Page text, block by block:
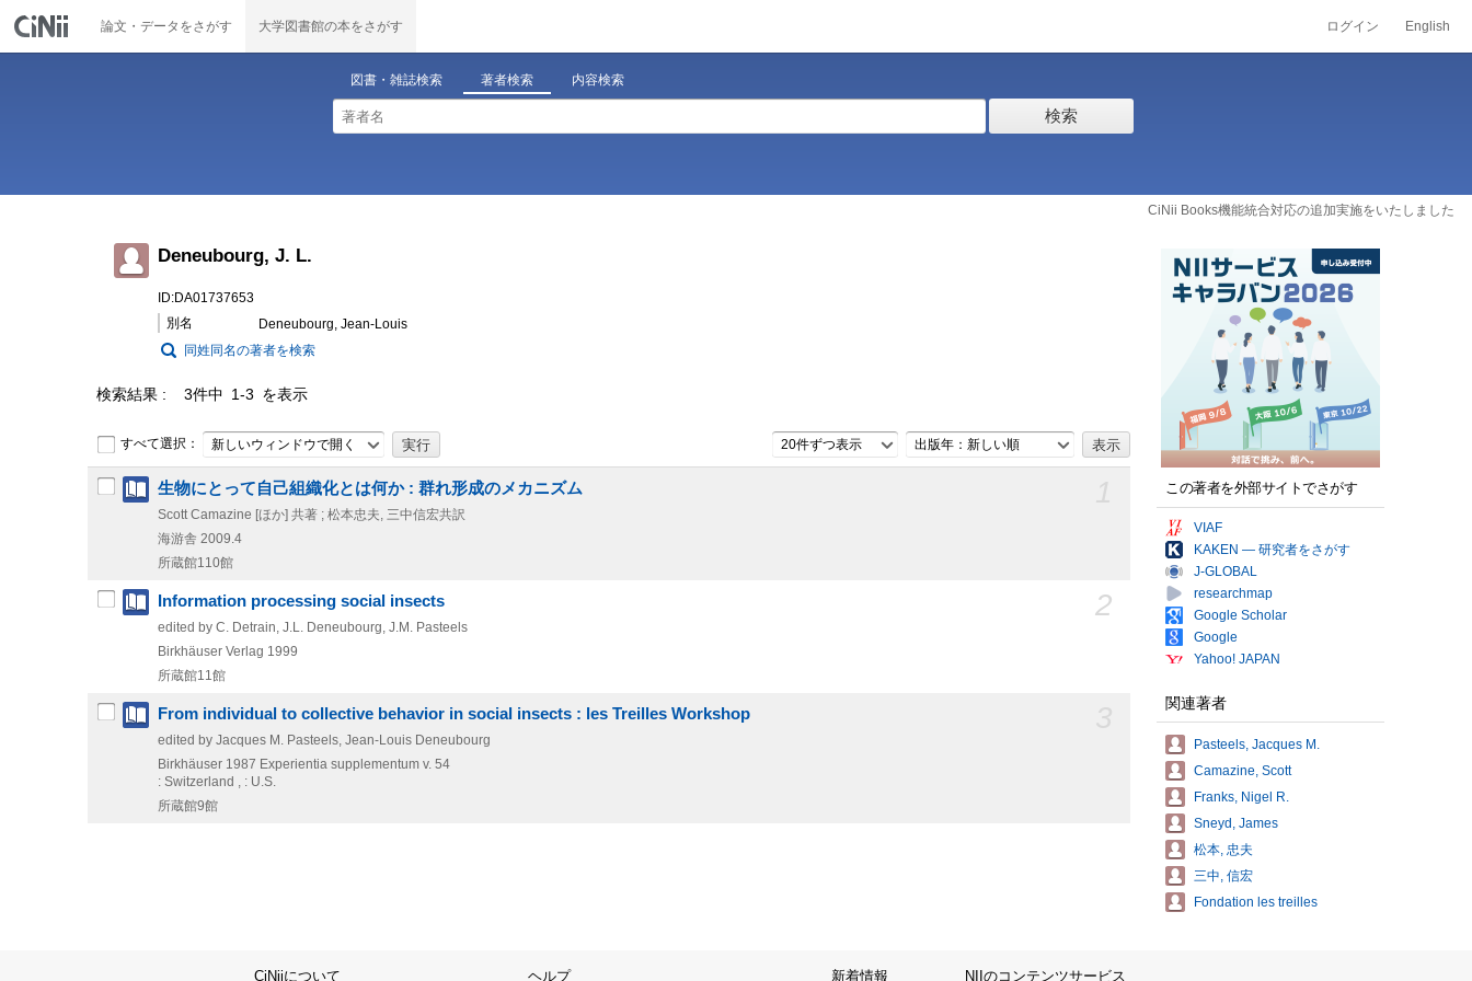
論文・データをさがす 大学図書館の本をさがす ログイン English
図書・雑誌検索 著者検索 内容検索
検索
CiNii Books機能統合対応の追加実施をいたしました
Deneubourg, J. L.
ID:DA01737653
別名
Deneubourg, Jean-Louis
同姓同名の著者を検索
検索結果 3件中 1-3 を表示
すべて選択： 新しいウィンドウで開く 20件ずつ表示 出版年：新しい順
生物にとって自己組織化とは何か : 群れ形成のメカニズム
Scott Camazine [ほか] 共著 ; 松本忠夫, 三中信宏共訳
海游舎 2009.4
所蔵館110館
2
Information processing social insects
edited by C. Detrain, J.L. Deneubourg, J.M. Pasteels
Birkhäuser Verlag 1999
所蔵館11館
From individual to collective behavior in social insects : les Treilles Workshop
edited by Jacques M. Pasteels, Jean-Louis Deneubourg
Birkhäuser 1987 Experientia supplementum v. 54
: Switzerland , : U.S.
所蔵館9館
この著者を外部サイトでさがす
VIAF
KAKEN — 研究者をさがす
J-GLOBAL
researchmap
Google Scholar
Google
Yahoo! JAPAN
関連著者
Pasteels, Jacques M.
Camazine, Scott
Franks, Nigel R.
Sneyd, James
松本, 忠夫
三中, 信宏
Fondation les treilles
CiNiiについて ヘルプ 新着情報 NIIのコンテンツサービス